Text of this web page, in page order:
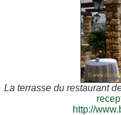
La terrasse du restaurant
http://